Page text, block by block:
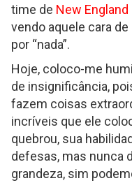
time de New England
vendo aquele cara
por “nada”.
Hoje, coloco-me
de insignificância,
fazem coisas
incríveis que ele
quebrou, sua
defesas, mas nunca
grandeza, sim